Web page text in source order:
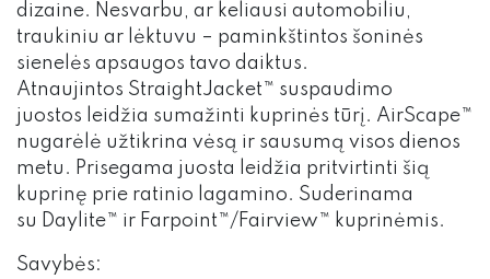
dizaine. Nesvarbu, ar keliausi automobiliu,
traukiniu ar lėktuvu – paminkštintos šoninės
sienelės apsaugos tavo daiktus.
Atnaujintos StraightJacket™ suspaudimo
juostos leidžia sumažinti kuprinės tūrį. AirScape™
nugarėlė užtikrina vėsą ir sausumą visos dienos
metu. Prisegama juosta leidžia pritvirtinti šią
kuprinę prie ratinio lagamino. Suderinama
su Daylite™ ir Farpoint™/Fairview™ kuprinėmis.
Savybės: